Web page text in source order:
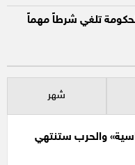
تلغي شرطاً مهماً
شهر
والحرب ستنتهي